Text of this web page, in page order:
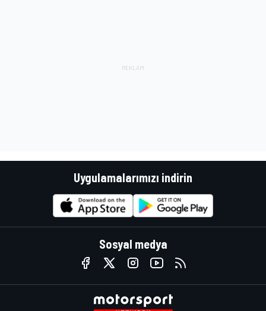
Uygulamalarımızı indirin
Sosyal medya